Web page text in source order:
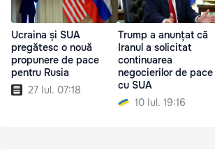
Ucraina și SUA
pregătesc o nouă
propunere de pace
pentru Rusia
27 Iul. 07:18
Trump a anunțat că
Iranul a solicitat
continuarea
negocierilor de pace
cu SUA
10 Iul. 19:16